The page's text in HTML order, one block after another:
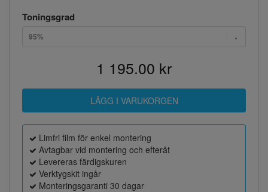
Toningsgrad
95%
1 195.00 kr
Limfri film för enkel montering
Avtagbar vid montering och efteråt
Levereras färdigskuren
Verktygskit ingår
Monteringsgaranti 30 dagar